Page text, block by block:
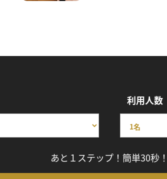
利用人数
あと１ステップ！簡単30秒！